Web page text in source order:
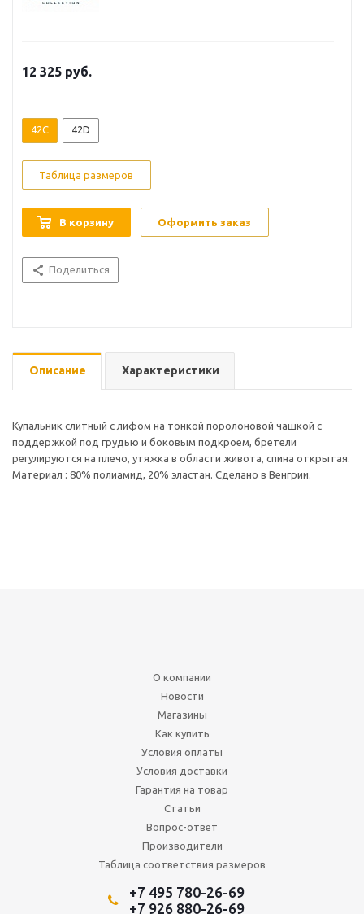
12 325 руб.
42C 42D
Таблица размеров
В корзину Оформить заказ
Поделиться
Описание Характеристики
Купальник слитный с лифом на тонкой поролоновой чашкой с
поддержкой под грудью и боковым подкроем, бретели
регулируются на плечо, утяжка в области живота, спина открытая.
Материал : 80% полиамид, 20% эластан. Сделано в Венгрии.
О компании
Новости
Магазины
Как купить
Условия оплаты
Условия доставки
Гарантия на товар
Статьи
Вопрос-ответ
Производители
Таблица соответствия размеров
+7 495 780-26-69
+7 926 880-26-69